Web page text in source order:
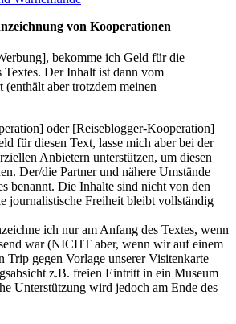
von Kooperationen
bekomme ich Geld für die
Textes. Der Inhalt ist dann vom
aber trotzdem meinen
oder [Reiseblogger-Kooperation]
für diesen Text, lasse mich aber bei der
Anbietern unterstützen, um diesen
Der/die Partner und nähere Umstände
benannt. Die Inhalte sind nicht von den
journalistische Freiheit bleibt vollständig
ich nur am Anfang des Textes, wenn
war (NICHT aber, wenn wir auf einem
Trip gegen Vorlage unserer Visitenkarte
z.B. freien Eintritt in ein Museum
Unterstützung wird jedoch am Ende des